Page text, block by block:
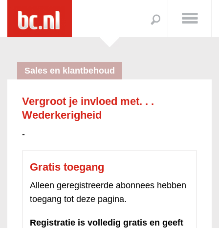
Sales en klantbehoud
Vergroot je invloed met. . .
Wederkerigheid
-
Gratis toegang
Alleen geregistreerde abonnees hebben
toegang tot deze pagina.
Registratie is volledig gratis en geeft